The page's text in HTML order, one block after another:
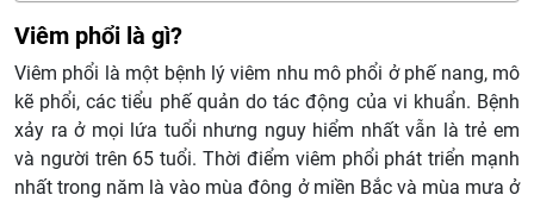
Viêm phổi là gì?
Viêm phổi là một bệnh lý viêm nhu mô phổi ở phế nang, mô
kẽ phổi, các tiểu phế quản do tác động của vi khuẩn. Bệnh
xảy ra ở mọi lứa tuổi nhưng nguy hiểm nhất vẫn là trẻ em
và người trên 65 tuổi. Thời điểm viêm phổi phát triển mạnh
nhất trong năm là vào mùa đông ở miền Bắc và mùa mưa ở